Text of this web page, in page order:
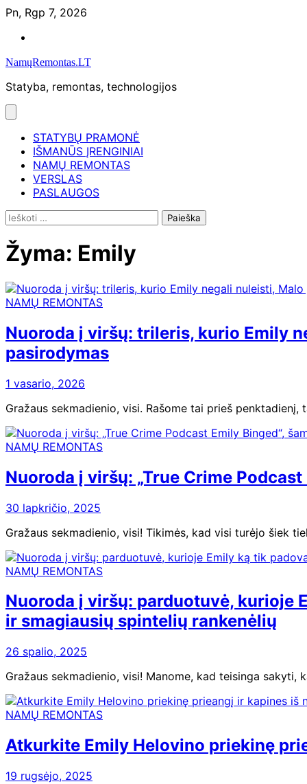
Skip
content
Pn, Rgp 7, 2026
NamųRemontas.LT
Statyba, remontas, technologijos
STATYBŲ PRAMONĖ
IŠMANŪS ĮRENGINIAI
NAMŲ REMONTAS
VERSLAS
PASLAUGOS
Ieškoti:
Žyma: Emily
NAMŲ REMONTAS
Nuoroda į viršų: trileris, kurio Emily
pasirodymas
1 vasario, 2026
Gražaus sekmadienio, visi. Rašome tai prieš
NAMŲ REMONTAS
Nuoroda į viršų: „True Crime
30 lapkričio, 2025
Gražaus sekmadienio, visi! Tikimės, kad visi turėjo šiek
NAMŲ REMONTAS
Nuoroda į viršų: parduotuvė, kurioje
ir smagiausių spintelių rankenėlių
26 spalio, 2025
Gražaus sekmadienio, visi! Manome, kad teisinga
NAMŲ REMONTAS
Atkurkite Emily Helovino priekinę
19 rugsėjo, 2025